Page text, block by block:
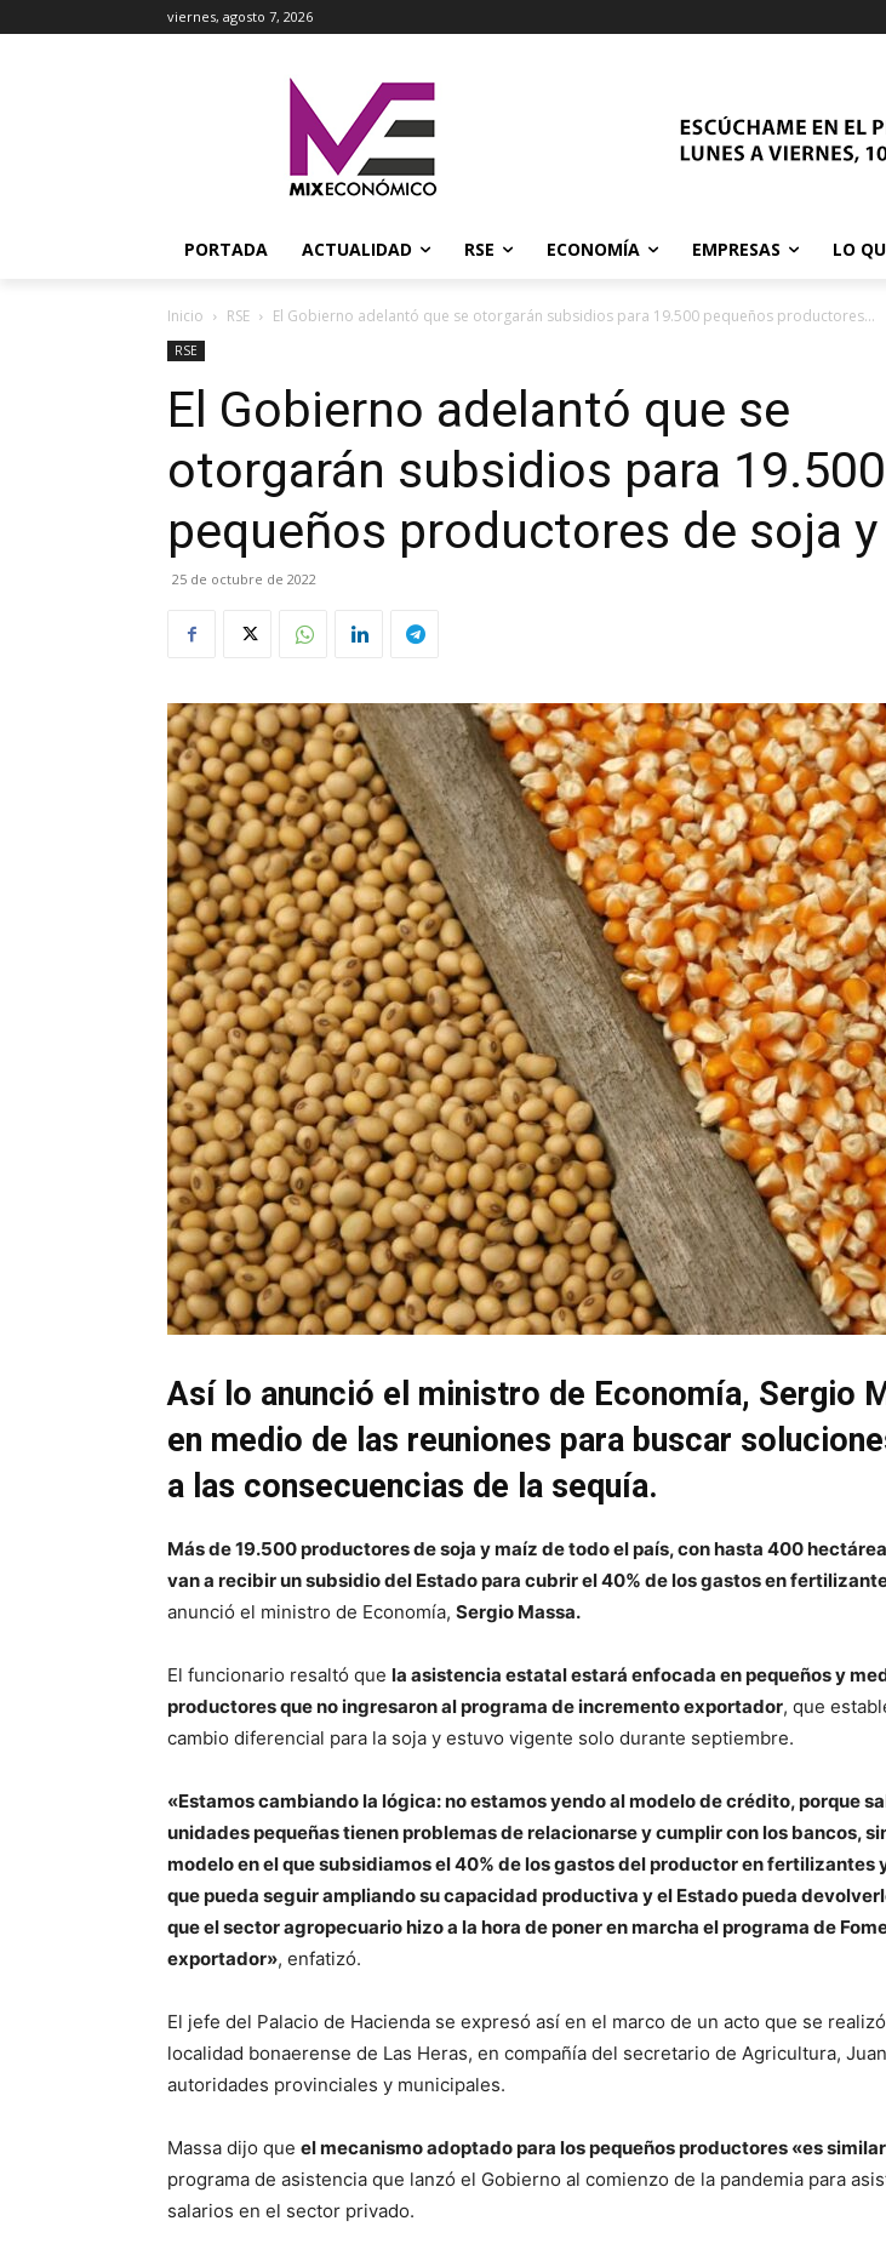
viernes, agosto 7, 2026
PORTADA ACTUALIDAD RSE ECONOMÍA EMPRESAS LO
Inicio RSE El Gobierno adelantó que se otorgarán subsidios para 19.500 pequeños productores...
RSE
El Gobierno adelantó que se
otorgarán subsidios para 19.500
pequeños productores de soja
25 de octubre de 2022
Así lo anunció el ministro de Economía, Sergio
en medio de las reuniones para buscar
a las consecuencias de la sequía.
Más de 19.500 productores de soja y maíz de todo el país, con hasta 400
van a recibir un subsidio del Estado para cubrir el 40% de los gastos en
anunció el ministro de Economía, Sergio Massa.
El funcionario resaltó que la asistencia estatal estará enfocada en pequeños y
productores que no ingresaron al programa de incremento exportador, que
cambio diferencial para la soja y estuvo vigente solo durante septiembre.
«Estamos cambiando la lógica: no estamos yendo al modelo de crédito, porque
unidades pequeñas tienen problemas de relacionarse y cumplir con los bancos,
modelo en el que subsidiamos el 40% de los gastos del productor en fertilizantes
que pueda seguir ampliando su capacidad productiva y el Estado pueda
que el sector agropecuario hizo a la hora de poner en marcha el programa de
exportador», enfatizó.
El jefe del Palacio de Hacienda se expresó así en el marco de un acto que se
localidad bonaerense de Las Heras, en compañía del secretario de Agricultura,
autoridades provinciales y municipales.
Massa dijo que el mecanismo adoptado para los pequeños productores «es
programa de asistencia que lanzó el Gobierno al comienzo de la pandemia para
salarios en el sector privado.